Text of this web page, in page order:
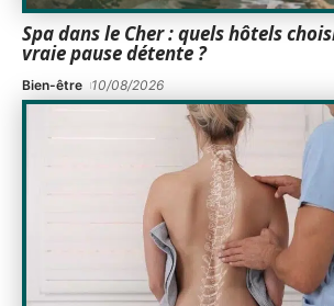
Spa dans le Cher : quels hôtels
vraie pause détente ?
Bien-être 10/08/2026